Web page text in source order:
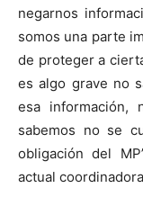
negarnos
somos una parte
de proteger a
es algo grave no
esa información,
sabemos no se
obligación del
actual